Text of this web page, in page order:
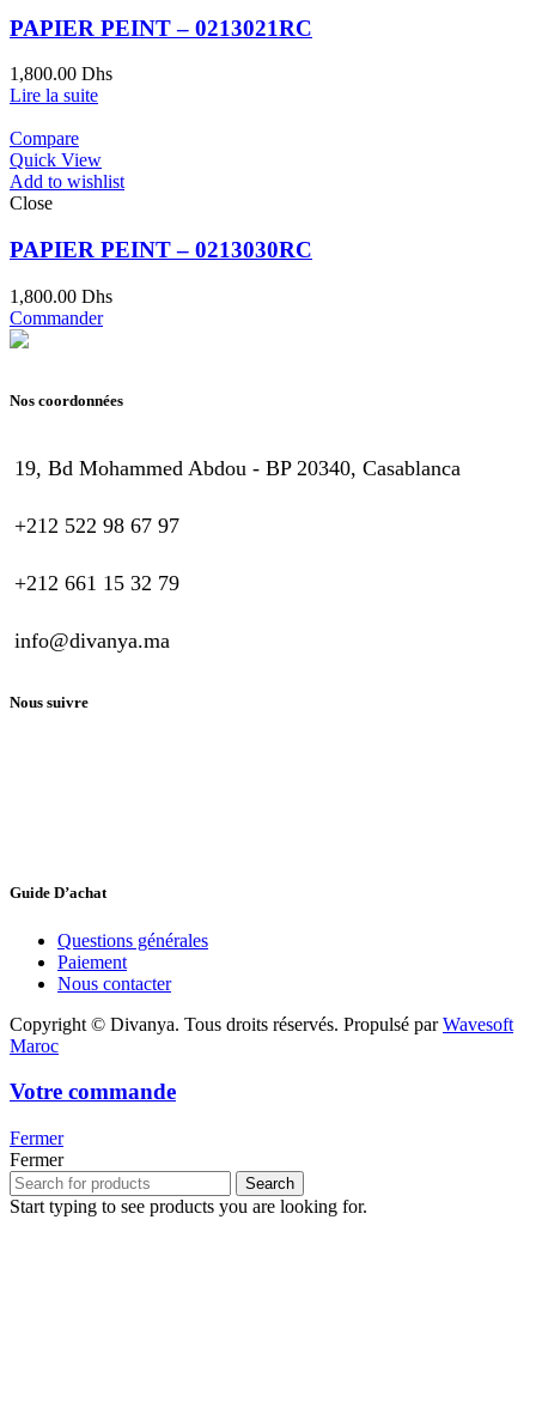
PAPIER PEINT – 0213021RC
1,800.00 Dhs
Lire la suite
Compare
Quick View
Add to wishlist
Close
PAPIER PEINT – 0213030RC
1,800.00 Dhs
Commander
Nos coordonnées
19, Bd Mohammed Abdou - BP 20340, Casablanca
+212 522 98 67 97
+212 661 15 32 79
info@divanya.ma
Nous suivre
Guide D’achat
Questions générales
Paiement
Nous contacter
Copyright © Divanya. Tous droits réservés. Propulsé parWavesoft
Maroc
Votre commande
Fermer
Fermer
Search
Start typing to see products you are looking for.